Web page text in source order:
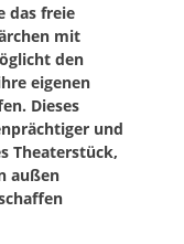
das freie
mit
den
eigenen
Dieses
und
Theaterstück,
außen